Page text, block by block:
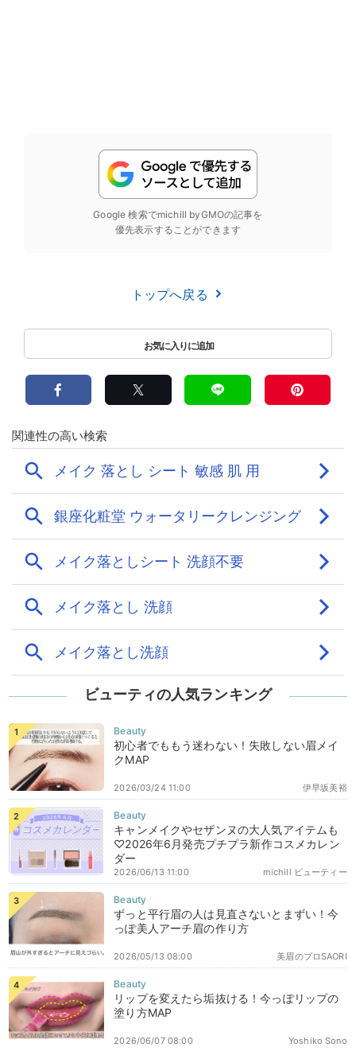
Google 検索でmichill byGMOの記事を
優先表示することができます
トップへ戻る
ビューティの人気ランキング
初心者でももう迷わない！失敗しない眉メイ
クMAP
伊早坂美裕
2026/03/24 11:00
キャンメイクやセザンヌの大人気アイテムも
♡2026年6月発売プチプラ新作コスメカレン
ダー
michill ビューティー
2026/06/13 11:00
ずっと平行眉の人は見直さないとまずい！今
っぽ美人アーチ眉の作り方
美眉のプロSAORI
2026/05/13 08:00
リップを変えたら垢抜ける！今っぽリップの
塗り方MAP
Yoshiko Sono
2026/06/07 08:00